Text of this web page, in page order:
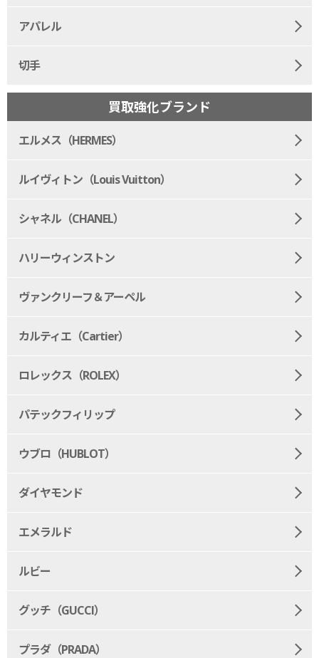
アパレル
切手
買取強化ブランド
エルメス（HERMES）
ルイヴィトン（Louis Vuitton）
シャネル（CHANEL）
ハリーウィンストン
ヴァンクリーフ＆アーペル
カルティエ（Cartier）
ロレックス（ROLEX）
パテックフィリップ
ウブロ（HUBLOT）
ダイヤモンド
エメラルド
ルビー
グッチ（GUCCI）
プラダ（PRADA）